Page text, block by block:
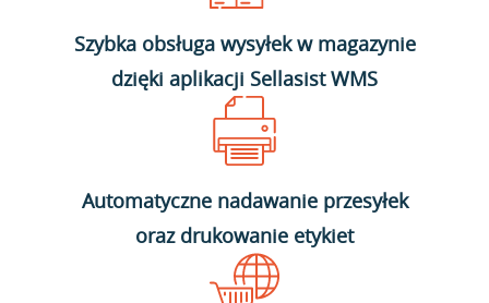
Szybka obsługa wysyłek w magazynie
dzięki aplikacji Sellasist WMS
Automatyczne nadawanie przesyłek
oraz drukowanie etykiet